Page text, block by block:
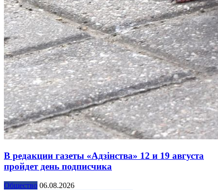
В редакции газеты «Адзінства» 12 и 19 августа
пройдет день подписчика
Общество 06.08.2026